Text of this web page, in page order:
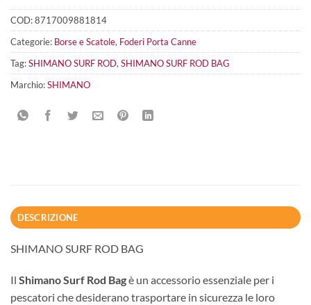
COD:8717009881814
Categorie: Borse e Scatole, Foderi Porta Canne
Tag:SHIMANO SURF ROD, SHIMANO SURF ROD BAG
Marchio:SHIMANO
DESCRIZIONE
SHIMANO SURF ROD BAG
Il Shimano Surf Rod Bagè un accessorio essenziale per i
pescatori che desiderano trasportare in sicurezza le loro